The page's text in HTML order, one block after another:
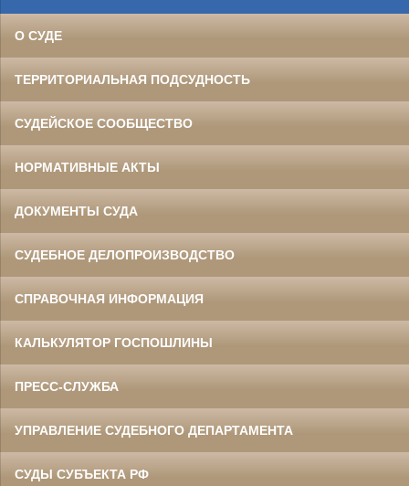
О СУДЕ
ТЕРРИТОРИАЛЬНАЯ ПОДСУДНОСТЬ
СУДЕЙСКОЕ СООБЩЕСТВО
НОРМАТИВНЫЕ АКТЫ
ДОКУМЕНТЫ СУДА
СУДЕБНОЕ ДЕЛОПРОИЗВОДСТВО
СПРАВОЧНАЯ ИНФОРМАЦИЯ
КАЛЬКУЛЯТОР ГОСПОШЛИНЫ
ПРЕСС-СЛУЖБА
УПРАВЛЕНИЕ СУДЕБНОГО ДЕПАРТАМЕНТА
СУДЫ СУБЪЕКТА РФ